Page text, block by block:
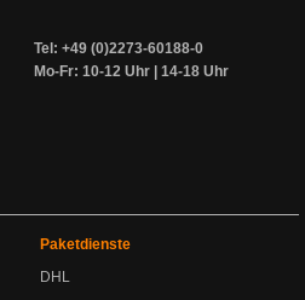
Tel: +49 (0)2273-60188-0
Mo-Fr: 10-12 Uhr | 14-18 Uhr
Paketdienste
DHL